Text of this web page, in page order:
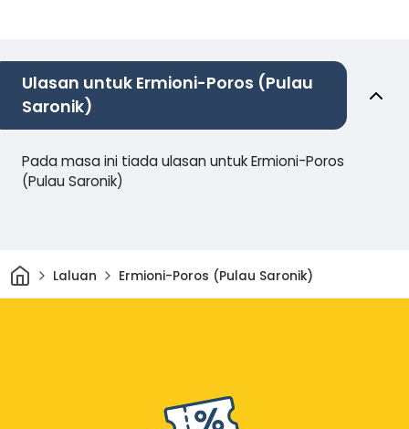
Ulasan untuk Ermioni-Poros (Pulau
Saronik)
Pada masa ini tiada ulasan untuk Ermioni-Poros
(Pulau Saronik)
Rumah
Laluan Ermioni-Poros (Pulau Saronik)